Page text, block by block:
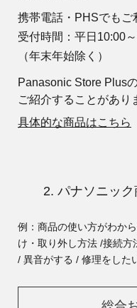
携帯電話・PHSでもご
受付時間：平日10:00
（年末年始除く）
Panasonic Store Plus
ご紹介することがあり
具体的な商品はこちら
2. パナソニッ
例：商品の使い方がわか
け・取り外し方法 /接続方
/ 異音がする / 修理をした